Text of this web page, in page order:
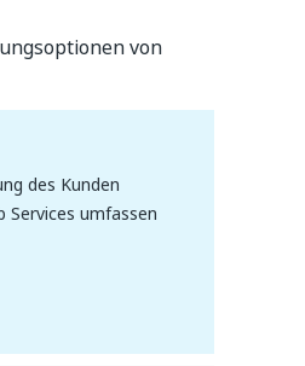
von
des Kunden
umfassen